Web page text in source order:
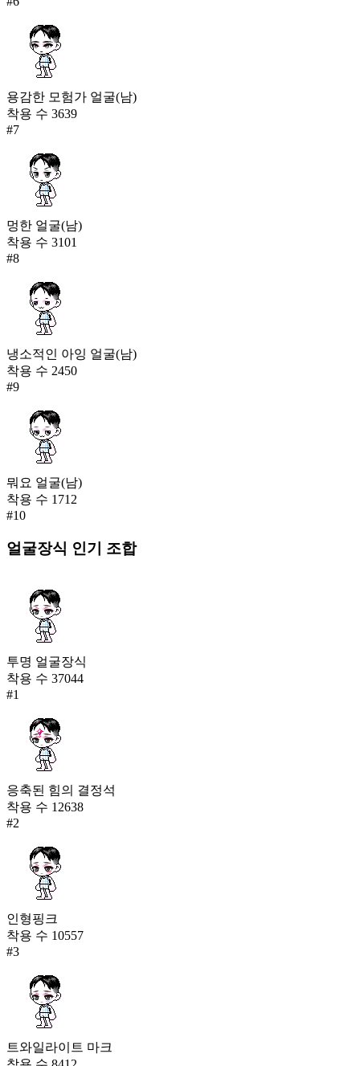
용감한 모험가 얼굴(남)
착용 수 3639
#7
멍한 얼굴(남)
착용 수 3101
#8
냉소적인 아잉 얼굴(남)
착용 수 2450
#9
뭐요 얼굴(남)
착용 수 1712
#10
얼굴장식 인기 조합
투명 얼굴장식
착용 수 37044
#1
응축된 힘의 결정석
착용 수 12638
#2
인형핑크
착용 수 10557
#3
트와일라이트 마크